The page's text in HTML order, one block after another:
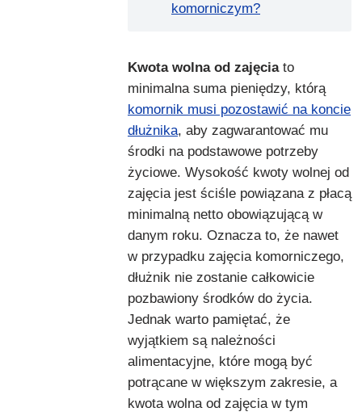
komorniczym?
Kwota wolna od zajęciato
minimalna suma pieniędzy, którą
komornik musi pozostawić na koncie
dłużnika, aby zagwarantować mu
środki na podstawowe potrzeby
życiowe. Wysokość kwoty wolnej od
zajęcia jest ściśle powiązana z płacą
minimalną netto obowiązującą w
danym roku. Oznacza to, że nawet
w przypadku zajęcia komorniczego,
dłużnik nie zostanie całkowicie
pozbawiony środków do życia.
Jednak warto pamiętać, że
wyjątkiem są należności
alimentacyjne, które mogą być
potrącane w większym zakresie, a
kwota wolna od zajęcia w tym